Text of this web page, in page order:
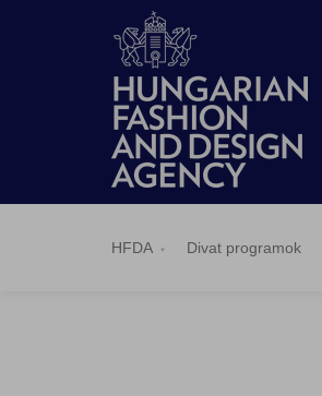
HFDA Divat programok
programok
programok
Budapest
Pályázatok
Sajtószoba
Kapcsolat
HFDASPOT